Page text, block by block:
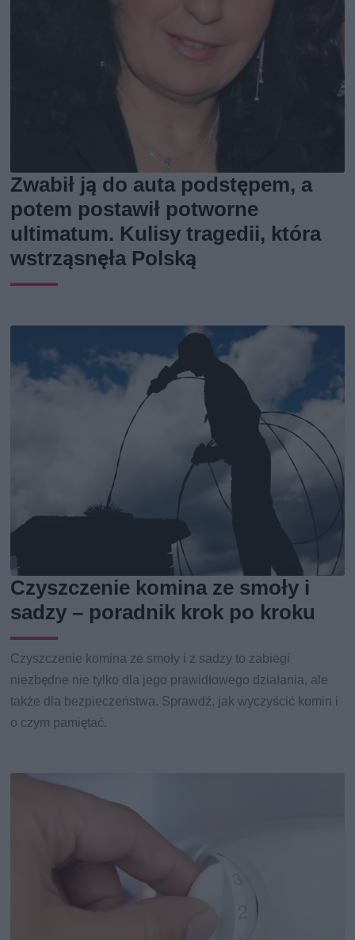
Zwabił ją do auta podstępem, a
potem postawił potworne
ultimatum. Kulisy tragedii, która
wstrząsnęła Polską
Czyszczenie komina ze smoły i
sadzy – poradnik krok po kroku
Czyszczenie komina ze smoły i z sadzy to zabiegi
niezbędne nie tylko dla jego prawidłowego działania, ale
także dla bezpieczeństwa. Sprawdź, jak wyczyścić komin i
o czym pamiętać.